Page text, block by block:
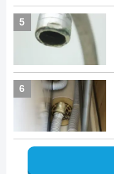
5
6